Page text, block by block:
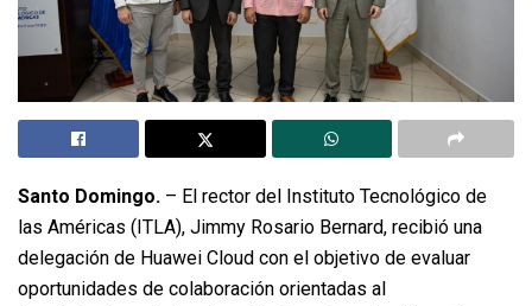
Santo Domingo. – El rector del Instituto Tecnológico de
las Américas (ITLA), Jimmy Rosario Bernard, recibió una
delegación de Huawei Cloud con el objetivo de evaluar
oportunidades de colaboración orientadas al